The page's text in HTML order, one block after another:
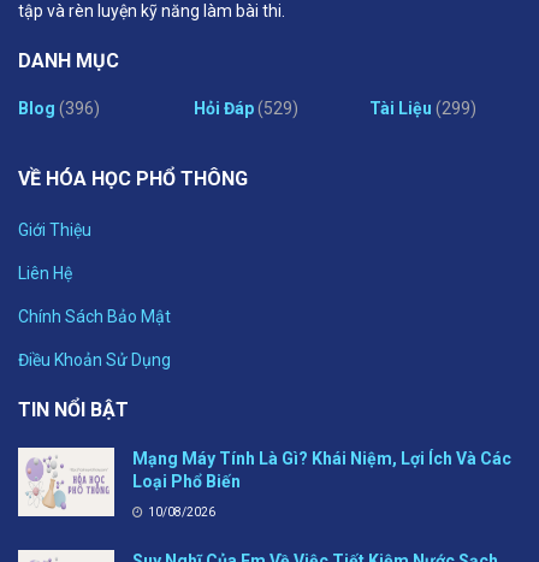
tập và rèn luyện kỹ năng làm bài thi.
DANH MỤC
Blog (396) Hỏi Đáp(529) Tài Liệu (299)
VỀ HÓA HỌC PHỔ THÔNG
Giới Thiệu
Liên Hệ
Chính Sách Bảo Mật
Điều Khoản Sử Dụng
TIN NỔI BẬT
Mạng Máy Tính Là Gì? Khái Niệm, Lợi Ích Và Các
Loại Phổ Biến
10/08/2026